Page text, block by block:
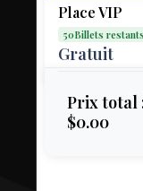
Place VIP
50Billets restants
Gratuit
Prix total
$0.00